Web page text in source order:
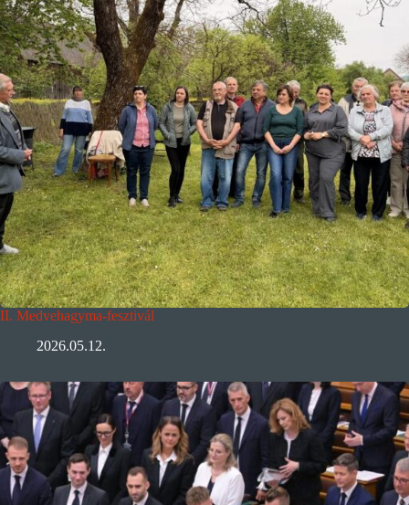
II. Medvehagyma-fesztivál
2026.05.12.